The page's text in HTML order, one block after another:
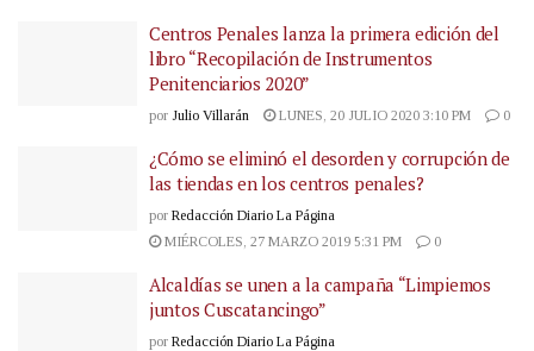
Centros Penales lanza la primera edición del
libro “Recopilación de Instrumentos
Penitenciarios 2020”
por Julio Villarán LUNES, 20 JULIO 2020 3:10 PM 0
¿Cómo se eliminó el desorden y corrupción de
las tiendas en los centros penales?
por Redacción Diario La Página
MIÉRCOLES, 27 MARZO 2019 5:31 PM
0
Alcaldías se unen a la campaña “Limpiemos
juntos Cuscatancingo”
por Redacción Diario La Página